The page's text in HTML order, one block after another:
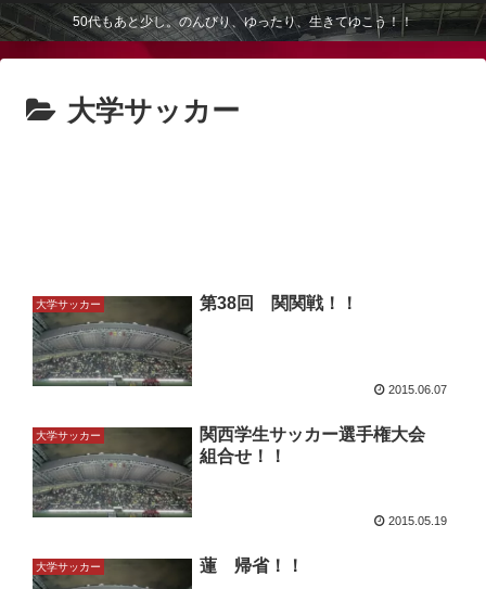
50代もあと少し。のんびり、ゆったり、生きてゆこう！！
大学サッカー
大学サッカー 第38回 関関戦！！
2015.06.07
大学サッカー
関西学生サッカー選手権大会
組合せ！！
2015.05.19
大学サッカー 蓮 帰省！！